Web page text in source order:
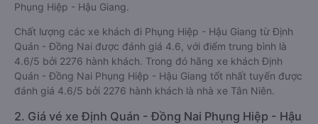
Phụng Hiệp - Hậu Giang.
Chất lượng các xe khách đi Phụng Hiệp - Hậu Giang từ Định
Quán - Đồng Nai được đánh giá 4.6, với điểm trung bình là
4.6/5 bởi 2276 hành khách. Trong đó hãng xe khách Định
Quán - Đồng Nai Phụng Hiệp - Hậu Giang tốt nhất tuyến được
đánh giá 4.6/5 bởi 2276 hành khách là nhà xe Tân Niên.
2. Giá vé xe Định Quán - Đồng Nai Phụng Hiệp - Hậu